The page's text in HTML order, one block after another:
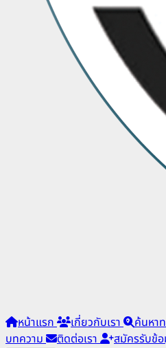
หน้าแรก เกี่ยวกับเรา ค้นหา
บทความ
ติดต่อเรา สมัครรับข้